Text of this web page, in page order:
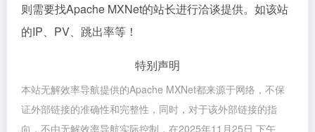
则需要找Apache MXNet的站长进行洽谈提供。如该站
的IP、PV、跳出率等！
特别声明
本站无解效率导航提供的Apache MXNet都来源于网络，不保
证外部链接的准确性和完整性，同时，对于该外部链接的指
向，不由无解效率导航实际控制，在2025年11月25日 下午